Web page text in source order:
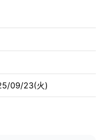
09/23(火)